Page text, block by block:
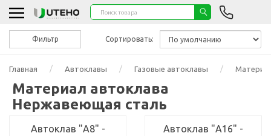
Главная Автоклавы Газовые автоклавы
Материал автоклава
Нержавеющая сталь
Фильтр Сортировать:
Автоклав "А8" -
Автоклав "А16" -